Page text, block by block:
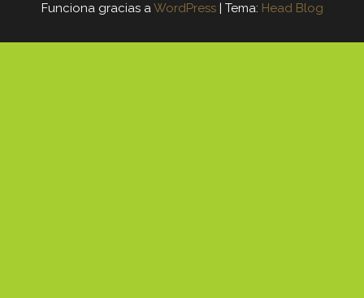
Funciona gracias aWordPress | Tema: Head Blog